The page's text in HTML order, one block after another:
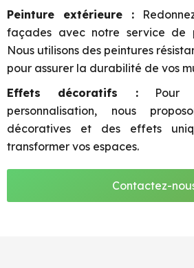
Peinture extérieure :
façades avec notre service de
Nous utilisons des peintures
pour assurer la durabilité de vos
Effets décoratifs :Pour
personnalisation, nous
décoratives et des effets
transformer vos espaces.
Contactez-